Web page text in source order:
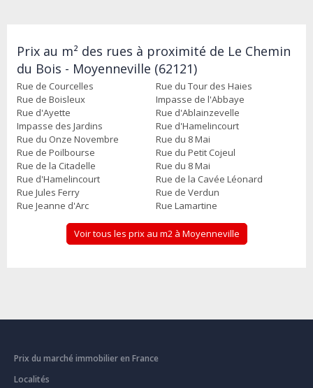
Prix au m² des rues à proximité de Le Chemin
du Bois - Moyenneville (62121)
Rue de Courcelles
Rue du Tour des Haies
Rue de Boisleux
Impasse de l'Abbaye
Rue d'Ayette
Rue d'Ablainzevelle
Impasse des Jardins
Rue d'Hamelincourt
Rue du Onze Novembre
Rue du 8 Mai
Rue de Poilbourse
Rue du Petit Cojeul
Rue de la Citadelle
Rue du 8 Mai
Rue d'Hamelincourt
Rue de la Cavée Léonard
Rue Jules Ferry
Rue de Verdun
Rue Jeanne d'Arc
Rue Lamartine
Voir tous les prix au m2 à Moyenneville
Prix du marché immobilier en France
Localités